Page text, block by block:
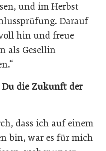
und im Herbst
Darauf
hin und freue
als Gesellin
Du die Zukunft der
dass ich auf einem
bin, war es für mich